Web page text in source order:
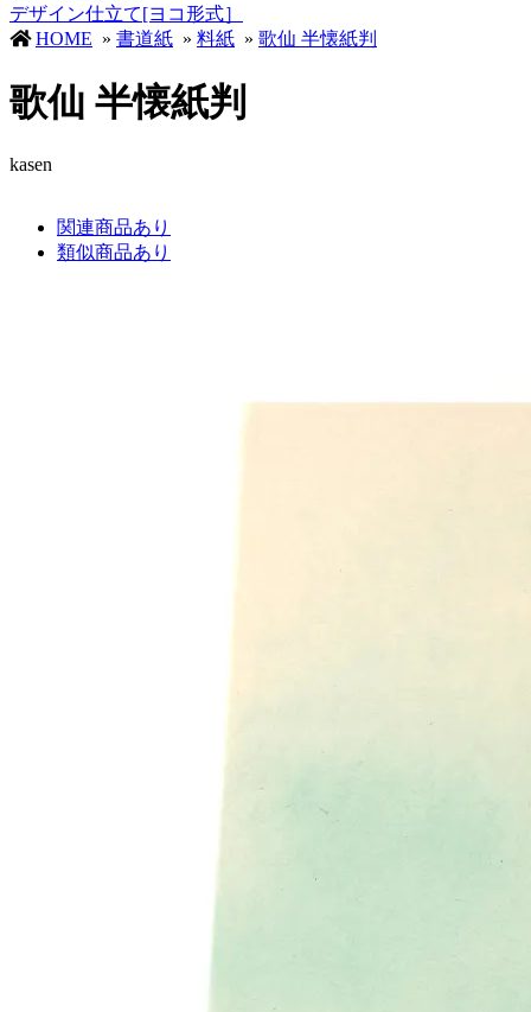
デザイン仕立て[ヨコ形式］
HOME » 書道紙 » 料紙 » 歌仙 半懐紙判
歌仙 半懐紙判
kasen
関連商品あり
類似商品あり